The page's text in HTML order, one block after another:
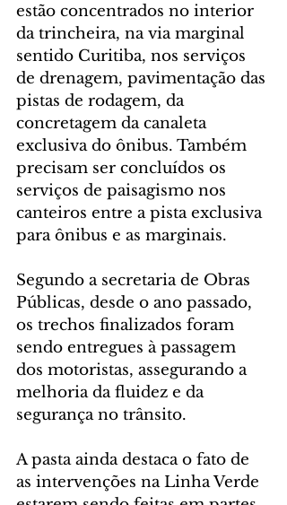
estão concentrados no interior
da trincheira, na via marginal
sentido Curitiba, nos serviços
de drenagem, pavimentação das
pistas de rodagem, da
concretagem da canaleta
exclusiva do ônibus. Também
precisam ser concluídos os
serviços de paisagismo nos
canteiros entre a pista exclusiva
para ônibus e as marginais.
Segundo a secretaria de Obras
Públicas, desde o ano passado,
os trechos finalizados foram
sendo entregues à passagem
dos motoristas, assegurando a
melhoria da fluidez e da
segurança no trânsito.
A pasta ainda destaca o fato de
as intervenções na Linha Verde